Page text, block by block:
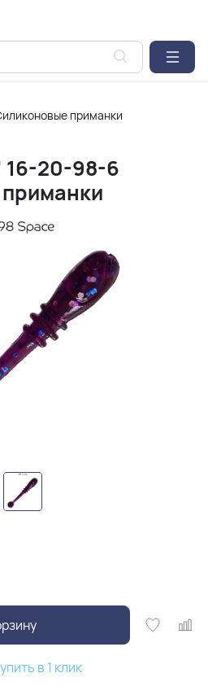
приманки
20-98-6
в 1 клик